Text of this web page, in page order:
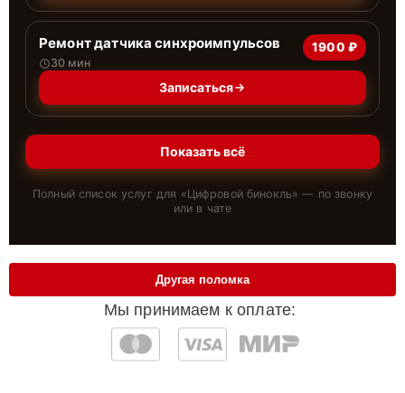
Ремонт датчика синхроимпульсов
30 мин
1900 ₽
Записаться
Показать всё
Полный список услуг для «Цифровой бинокль» — по звонку
или в чате
Мы принимаем к оплате:
Другая поломка